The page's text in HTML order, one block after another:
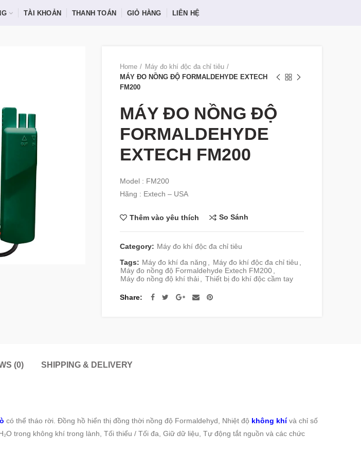
TÀI KHOẢN THANH TOÁN GIỎ HÀNG LIÊN HỆ
Home
Máy đo khí độc đa chỉ tiêu
MÁY ĐO NỒNG ĐỘ FORMALDEHYDE EXTECH
FM200
MÁY ĐO NỒNG ĐỘ
FORMALDEHYDE
EXTECH FM200
Model : FM200
Hãng : Extech – USA
Thêm vào yêu thích So Sánh
Category: Máy đo khí độc đa chỉ tiêu
Tags: Máy đo khí đa năng , Máy đo khí độc đa chỉ tiêu ,
Máy đo nồng độ Formaldehyde Extech FM200 ,
Máy đo nồng độ khí thải , Thiết bị đo khí độc cầm tay
Share
(0) SHIPPING & DELIVERY
có thể tháo rời. Đồng hồ hiển thị đồng thời nồng độ Formaldehyd, Nhiệt độ không khívà chỉ số
trong không khí trong lành, Tối thiểu / Tối đa, Giữ dữ liệu, Tự động tắt nguồn và các chức